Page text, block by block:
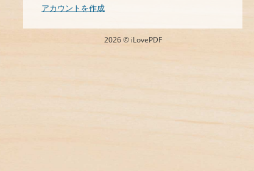
アカウントを作成
2026 © iLovePDF